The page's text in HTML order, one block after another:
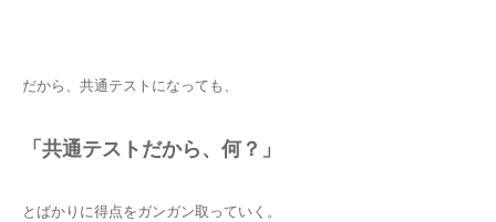
だから、共通テストになっても、
「共通テストだから、何？」
とばかりに得点をガンガン取っていく。